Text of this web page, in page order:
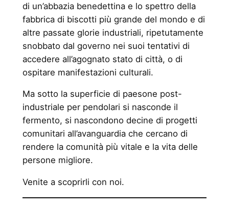
di un’abbazia benedettina e lo spettro della
fabbrica di biscotti più grande del mondo e di
altre passate glorie industriali, ripetutamente
snobbato dal governo nei suoi tentativi di
accedere all’agognato stato di città, o di
ospitare manifestazioni culturali.
Ma sotto la superficie di paesone post-
industriale per pendolari si nasconde il
fermento, si nascondono decine di progetti
comunitari all’avanguardia che cercano di
rendere la comunità più vitale e la vita delle
persone migliore.
Venite a scoprirli con noi.